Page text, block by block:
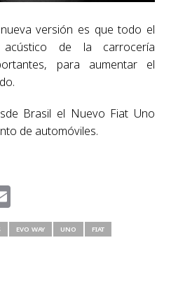
versión es que todo el
de la carrocería
para aumentar el
Brasil el Nuevo Fiat Uno
de automóviles.
Email
EVO WAY UNO FIAT